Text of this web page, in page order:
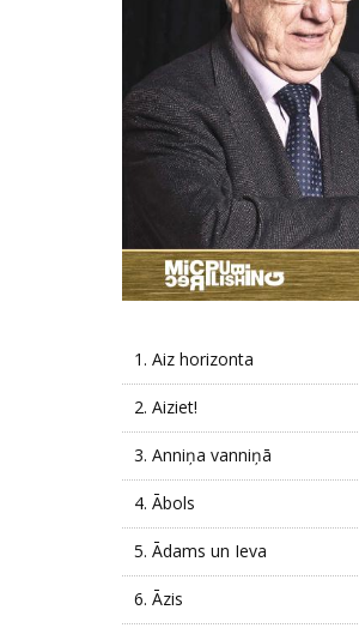
1. Aiz horizonta
2. Aiziet!
3. Anniņa vanniņā
4. Ābols
5. Ādams un Ieva
6. Āzis